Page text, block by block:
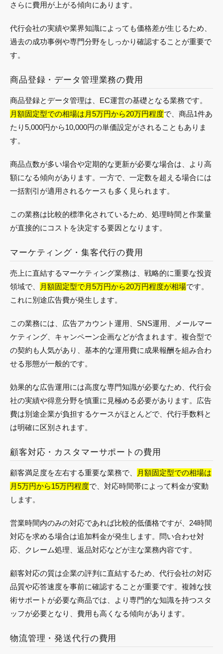
さらに費用が上がる傾向にあります。
代行会社の実績や業界知識によっても価格差が生じるため、
過去の成功事例や専門分野をしっかり確認することが重要で
す。
商品登録・データ管理業務の費用
商品登録とデータ管理は、EC運営の基礎となる業務です。
月額固定型での相場は月5万円から20万円程度で、商品1件あ
たり5,000円から10,000円の単価設定がされることもありま
す。
商品点数が多い場合や定期的な更新が必要な場合は、より高
額になる傾向があります。一方で、一定数を超える場合には
一括割引が適用されるケースも多く見られます。
この業務は比較的標準化されているため、処理時間と作業量
が直接的にコストを決定する要因となります。
マーケティング・集客代行の費用
売上に直結するマーケティング業務は、戦略的に重要な投資
領域で、
月額固定型で月5万円から20万円程度が相場です。
これに別途広告費が発生します。
この業務には、広告アカウント運用、SNS運用、メールマー
ケティング、キャンペーン企画などが含まれます。複合型で
の契約も人気があり、基本的な運用費に成果報酬を組み合わ
せる形態が一般的です。
効果的な広告運用には高度な専門知識が必要なため、代行会
社の実績や得意分野を慎重に見極める必要があります。広告
費は別途企業が負担するケースがほとんどで、代行手数料と
は明確に区別されます。
顧客対応・カスタマーサポートの費用
顧客満足度を左右する重要な業務で、
月額固定型での相場は
月5万円から15万円程度で、対応時間帯によって料金が変動
します。
営業時間内のみの対応であれば比較的低価格ですが、24時間
対応を求める場合は追加料金が発生します。問い合わせ対
応、クレーム処理、返品対応などが主な業務内容です。
顧客対応の質は企業の評判に直結するため、代行会社の対応
品質や応答速度を事前に確認することが重要です。複雑な技
術サポートが必要な商品では、より専門的な知識を持つスタ
ッフが必要となり、費用も高くなる傾向があります。
物流管理・発送代行の費用